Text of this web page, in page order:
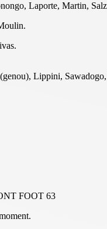
Laporte, Martin,
Lippini,
FOOT 63